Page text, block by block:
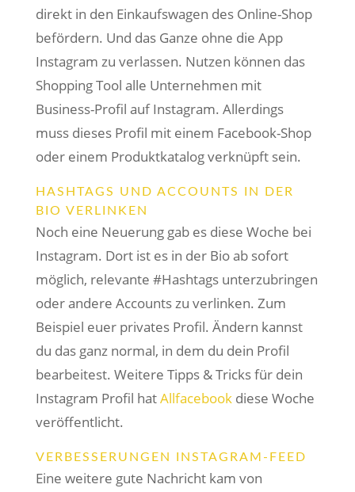
direkt in den Einkaufswagen des Online-Shop
befördern. Und das Ganze ohne die App
Instagram zu verlassen. Nutzen können das
Shopping Tool alle Unternehmen mit
Business-Profil auf Instagram. Allerdings
muss dieses Profil mit einem Facebook-Shop
oder einem Produktkatalog verknüpft sein.
HASHTAGS UND ACCOUNTS IN DER
BIO VERLINKEN
Noch eine Neuerung gab es diese Woche bei
Instagram. Dort ist es in der Bio ab sofort
möglich, relevante #Hashtags unterzubringen
oder andere Accounts zu verlinken. Zum
Beispiel euer privates Profil. Ändern kannst
du das ganz normal, in dem du dein Profil
bearbeitest. Weitere Tipps & Tricks für dein
Instagram Profil hatAllfacebookdiese Woche
veröffentlicht.
VERBESSERUNGEN INSTAGRAM-FEED
Eine weitere gute Nachricht kam von